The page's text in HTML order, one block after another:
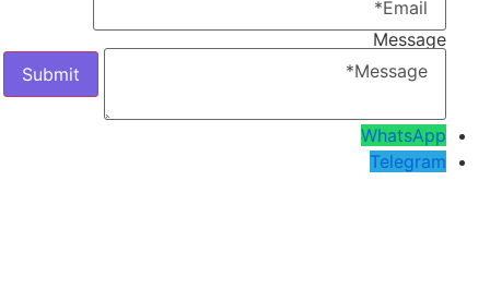
Message
WhatsApp
Telegram